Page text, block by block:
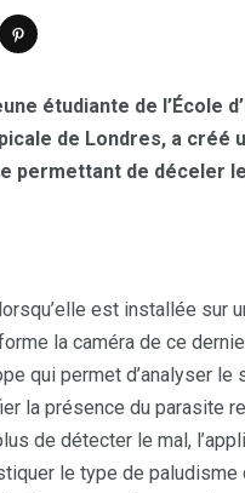
étudiante de l’École
de Londres, a créé
permettant de déceler
est installée sur
la caméra de ce
qui permet d’analyser le
la présence du parasite
de détecter le mal,
le type de